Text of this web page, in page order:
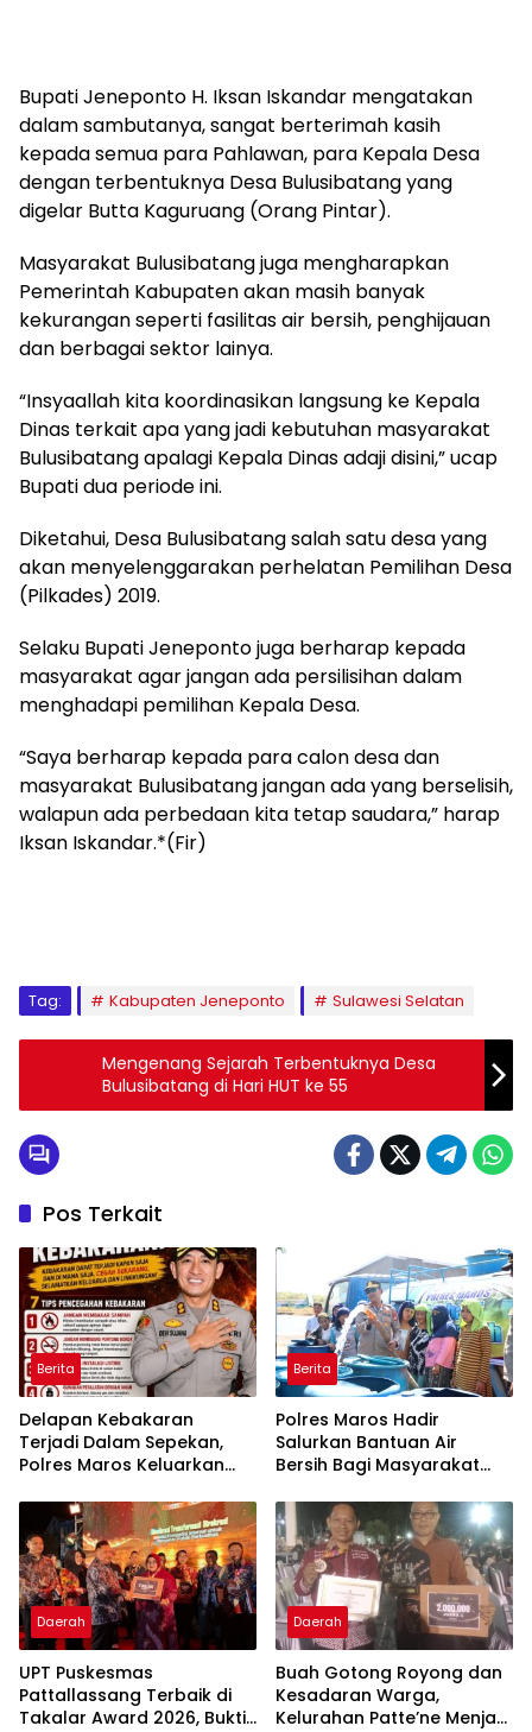
Bupati Jeneponto H. Iksan Iskandar mengatakan
dalam sambutanya, sangat berterimah kasih
kepada semua para Pahlawan, para Kepala Desa
dengan terbentuknya Desa Bulusibatang yang
digelar Butta Kaguruang (Orang Pintar).
Masyarakat Bulusibatang juga mengharapkan
Pemerintah Kabupaten akan masih banyak
kekurangan seperti fasilitas air bersih, penghijauan
dan berbagai sektor lainya.
“Insyaallah kita koordinasikan langsung ke Kepala
Dinas terkait apa yang jadi kebutuhan masyarakat
Bulusibatang apalagi Kepala Dinas adaji disini,” ucap
Bupati dua periode ini.
Diketahui, Desa Bulusibatang salah satu desa yang
akan menyelenggarakan perhelatan Pemilihan Desa
(Pilkades) 2019.
Selaku Bupati Jeneponto juga berharap kepada
masyarakat agar jangan ada persilisihan dalam
menghadapi pemilihan Kepala Desa.
“Saya berharap kepada para calon desa dan
masyarakat Bulusibatang jangan ada yang berselisih,
walapun ada perbedaan kita tetap saudara,” harap
Iksan Iskandar.*(Fir)
Tag: Kabupaten Jeneponto Sulawesi Selatan
Mengenang Sejarah Terbentuknya Desa
Bulusibatang di Hari HUT ke 55
Pos Terkait
Berita
Delapan Kebakaran
Terjadi Dalam Sepekan,
Polres Maros Keluarkan
Masyarakat
Berita
Polres Maros Hadir
Salurkan Bantuan Air
Bersih Bagi Masyarakat
Di Maros
Daerah
UPT Puskesmas
Pattallassang Terbaik di
Takalar Award 2026, Bukti
Daerah
Buah Gotong Royong dan
Kesadaran Warga,
Kelurahan Patte’ne Menjadi